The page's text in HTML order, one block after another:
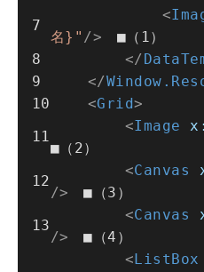
<
名}" /> ■（1）
</
</
<Grid>
<Image
■（2）
<Canvas
/>
■（3）
<Canvas
/>
■（4）
<ListBox